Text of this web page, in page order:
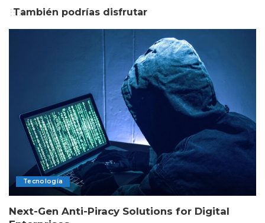
También podrías disfrutar
Tecnología
Next-Gen Anti-Piracy Solutions for Digital